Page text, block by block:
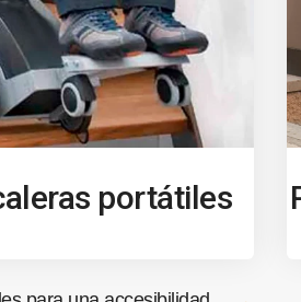
portátiles